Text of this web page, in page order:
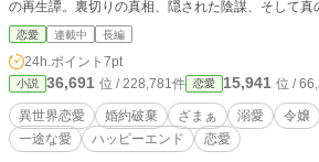
の再生譚。裏切りの真相、隠された陰謀、そして
ーリー。
恋愛 連載中 長編
24h.ポイント 7pt
小説 36,691 位 / 228,781件 恋愛 15,941 位 /
異世界恋愛 婚約破棄 ざまぁ 溺愛 令嬢
一途な愛
ハッピーエンド 恋愛